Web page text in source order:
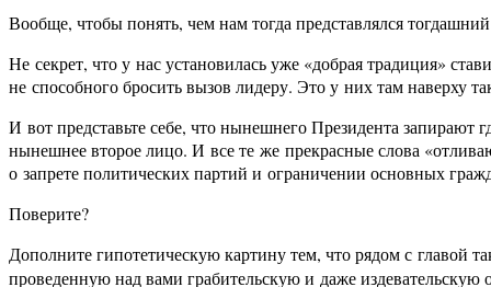
Вообще, чтобы понять, чем нам тогда представлялся
Не секрет, что у нас установилась уже «добрая традиция»
не способного бросить вызов лидеру. Это у них там наверху
И вот представьте себе, что нынешнего Президента
нынешнее второе лицо. И все те же прекрасные слова
о запрете политических партий и ограничении основных
Поверите?
Дополните гипотетическую картину тем, что рядом с главой
проведенную над вами грабительскую и даже